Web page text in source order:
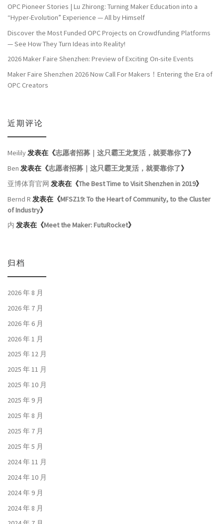
OPC Pioneer Stories | Lu Zhirong: Turning Maker Education into a
“Hyper-Evolution” Experience — All by Himself
Discover the Most Funded OPC Projects on Crowdfunding Platforms
— See How They Turn Ideas into Reality!
2026 Maker Faire Shenzhen: Preview of Exciting On-site Events
Maker Faire Shenzhen 2026 Now Call For Makers！Entering the Era of
OPC Creators
近期评论
Meilily发表在《志愿者招募｜这只霸王龙复活，就要靠你了》
Ben 发表在《志愿者招募｜这只霸王龙复活，就要靠你了》
亚博体育官网 发表在《The Best Time to Visit Shenzhen in 2019》
Bernd R 发表在《MFSZ19: To the Heart of Community, to the Cluster
of Industry》
内 发表在《Meet the Maker: FutuRocket》
归档
2026 年 8 月
2026 年 7 月
2026 年 6 月
2026 年 1 月
2025 年 12 月
2025 年 11 月
2025 年 10 月
2025 年 9 月
2025 年 8 月
2025 年 7 月
2025 年 5 月
2024 年 11 月
2024 年 10 月
2024 年 9 月
2024 年 8 月